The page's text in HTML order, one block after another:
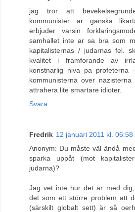
jag tror att
kommunister ar ganska
erbjuder varsin
samhallet inte ar sa bra som
kapitalisternas / judarnas fel.
kvalitet i framforande av
konstnarlig niva pa profeterna
kommunisterna over
attrahera lite smartare idioter.
Svara
Fredrik 12 januari 2011 kl. 06:58
Anonym: Du måste väl ändå
sparka uppåt (mot
judarna)?
Jag vet inte hur det är med
det som ett större problem att
(särskilt globalt sett) är så